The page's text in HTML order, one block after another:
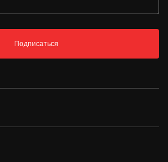
Подписаться